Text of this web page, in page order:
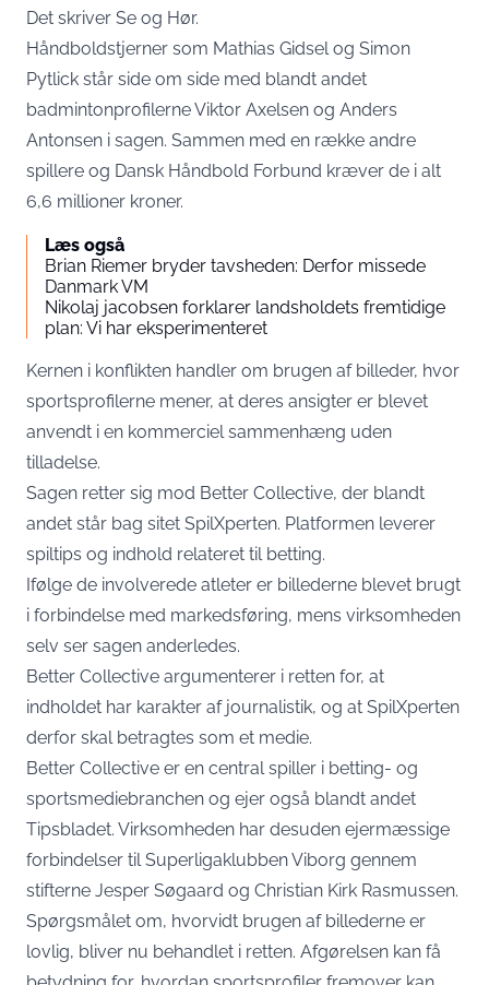
Det skriver Se og Hør.
Håndboldstjerner som Mathias Gidsel og Simon
Pytlick står side om side med blandt andet
badmintonprofilerne Viktor Axelsen og Anders
Antonsen i sagen. Sammen med en række andre
spillere og Dansk Håndbold Forbund kræver de i alt
6,6 millioner kroner.
Læs også
Brian Riemer bryder tavsheden: Derfor missede
Danmark VM
Nikolaj jacobsen forklarer landsholdets fremtidige
plan: Vi har eksperimenteret
Kernen i konflikten handler om brugen af billeder, hvor
sportsprofilerne mener, at deres ansigter er blevet
anvendt i en kommerciel sammenhæng uden
tilladelse.
Sagen retter sig mod Better Collective, der blandt
andet står bag sitet SpilXperten. Platformen leverer
spiltips og indhold relateret til betting.
Ifølge de involverede atleter er billederne blevet brugt
i forbindelse med markedsføring, mens virksomheden
selv ser sagen anderledes.
Better Collective argumenterer i retten for, at
indholdet har karakter af journalistik, og at SpilXperten
derfor skal betragtes som et medie.
Better Collective er en central spiller i betting- og
sportsmediebranchen og ejer også blandt andet
Tipsbladet. Virksomheden har desuden ejermæssige
forbindelser til Superligaklubben Viborg gennem
stifterne Jesper Søgaard og Christian Kirk Rasmussen.
Spørgsmålet om, hvorvidt brugen af billederne er
lovlig, bliver nu behandlet i retten. Afgørelsen kan få